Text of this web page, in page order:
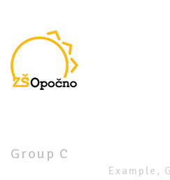
Group C
Example,